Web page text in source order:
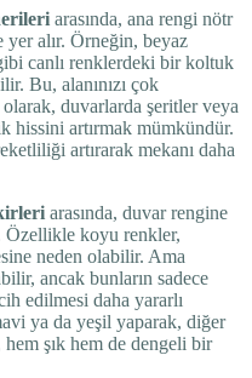
arasında, ana rengi nötr
alır. Örneğin, beyaz
canlı renklerdeki bir koltuk
Bu, alanınızı çok
duvarlarda şeritler veya
hissini artırmak mümkündür.
artırarak mekanı daha
arasında, duvar rengine
Özellikle koyu renkler,
neden olabilir. Ama
ancak bunların sadece
edilmesi daha yararlı
ya da yeşil yaparak, diğer
şık hem de dengeli bir